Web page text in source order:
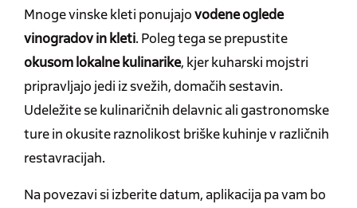
Mnoge vinske kleti ponujajovodene oglede
vinogradov in kleti. Poleg tega se prepustite
okusom lokalne kulinarike, kjer kuharski mojstri
pripravljajo jedi iz svežih, domačih sestavin.
Udeležite se kulinaričnih delavnic ali gastronomske
ture in okusite raznolikost briške kuhinje v različnih
restavracijah.
Na povezavi si izberite datum, aplikacija pa vam bo